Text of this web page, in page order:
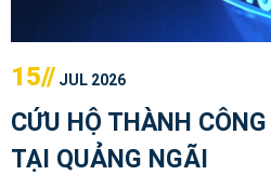
15// JUL 2026
CỨU HỘ THÀNH
TẠI QUẢNG NGÃI